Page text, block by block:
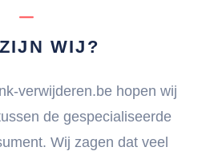
WIJ?
verwijderen.be hopen wij
de gespecialiseerde
Wij zagen dat veel